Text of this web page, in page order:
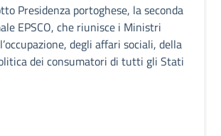
Presidenza portoghese, la seconda
EPSCO, che riunisce i Ministri
degli affari sociali, della
dei consumatori di tutti gli Stati